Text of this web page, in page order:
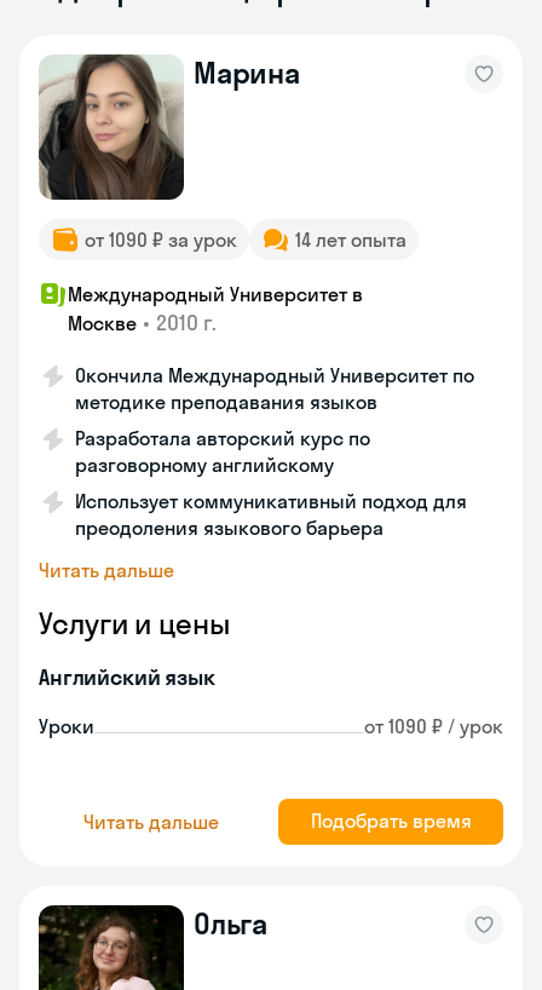
Марина
от 1090 ₽ за урок 14 лет опыта
Международный Университет в
Москве • 2010 г.
Окончила Международный Университет по
методике преподавания языков
Разработала авторский курс по
разговорному английскому
Использует коммуникативный подход для
преодоления языкового барьера
Читать дальше
Услуги и цены
Английский язык
Уроки от 1090 ₽ / урок
Читать дальше Подобрать время
Ольга